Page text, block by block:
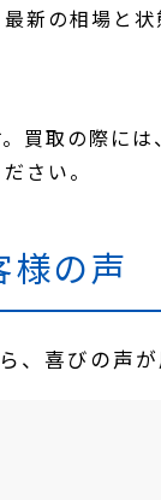
新の相場と
買取の際には
さい。
様の声
、喜びの声が